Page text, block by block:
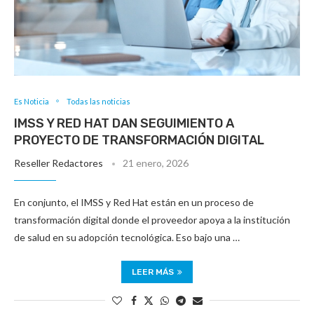
Es Noticia Todas las noticias
IMSS Y RED HAT DAN SEGUIMIENTO A
PROYECTO DE TRANSFORMACIÓN DIGITAL
Reseller Redactores 21 enero, 2026
En conjunto, el IMSS y Red Hat están en un proceso de
transformación digital donde el proveedor apoya a la institución
de salud en su adopción tecnológica. Eso bajo una …
LEER MÁS